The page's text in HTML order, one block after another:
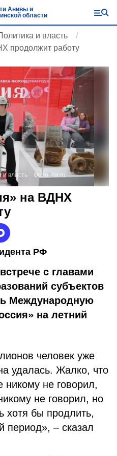
Анивы и
области
и власть
продолжит работу
и власть Фото: ria.ru
на ВДНХ
РФ
с главами
субъектов
Международную
на летний
человек уже
удалась. Жалко, что
никому не говорил,
не говорил, но
хотя бы продлить,
период», – сказал